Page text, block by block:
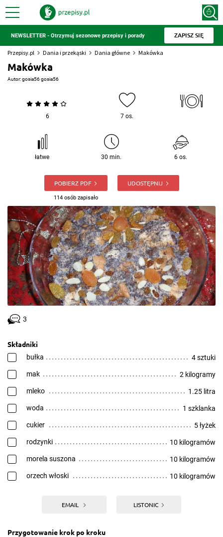
NEWSLETTER - Otrzymuj sezonowe przepisy i porady ZAPISZ SIĘ
Przepisy.pl Dania i przekąski Dania główne Makówka
Makówka
Autor:gosia56 gosia56
6 7 os.
łatwe 30 min. 6 os.
POBIERZ PDF
114 osób zapisało
UDOSTĘPNIJ
3
Składniki
bułka 4 sztuki
mak 2 kilogramy
mleko 1.25 litra
woda 1 szklanka
cukier 5 łyżek
rodzynki 10 kilogramów
morela suszona 10 kilogramów
orzech włoski 10 kilogramów
EMAIL LISTONIC
Przygotowanie krok po kroku